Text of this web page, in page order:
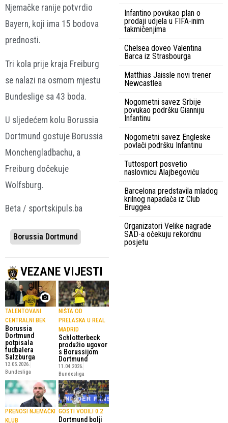
Njemačke ranije potvrdio
Bayern, koji ima 15 bodova
prednosti.
Tri kola prije kraja Freiburg
se nalazi na osmom mjestu
Bundeslige sa 43 boda.
U sljedećem kolu Borussia
Dortmund gostuje Borussia
Monchengladbachu, a
Freiburg dočekuje
Wolfsburg.
Beta / sportskipuls.ba
Borussia Dortmund
VEZANE VIJESTI
TALENTOVANI
CENTRALNI BEK
Borussia
Dortmund
potpisala
fudbalera
Salzburga
13.05.2026.
Bundesliga
NIŠTA OD
PRELASKA U REAL
MADRID
Schlotterbeck
produžio ugovor
s Borussijom
Dortmund
11.04.2026.
Bundesliga
PRENOSI NJEMAČKI
KLUB
GOSTI VODILI 0:2
Dortmund bolji
Infantino povukao plan o
prodaji udjela u FIFA-inim
takmičenjima
Chelsea doveo Valentina
Barca iz Strasbourga
Matthias Jaissle novi trener
Newcastlea
Nogometni savez Srbije
povukao podršku Gianniju
Infantinu
Nogometni savez Engleske
povlači podršku Infantinu
Tuttosport posvetio
naslovnicu Alajbegoviću
Barcelona predstavila mladog
krilnog napadača iz Club
Bruggea
Organizatori Velike nagrade
SAD-a očekuju rekordnu
posjetu